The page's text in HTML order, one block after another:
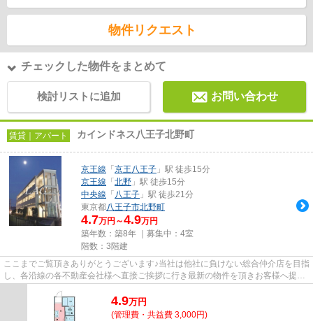
物件リクエスト
チェックした物件をまとめて
検討リストに追加 お問い合わせ
賃貸｜アパート カインドネス八王子北野町
京王線 「 京王八王子 」駅 徒歩15分
京王線 「 北野 」駅 徒歩15分
中央線 「 八王子 」駅 徒歩21分
東京都八王子市北野町
4.7万円～4.9万円
築年数：築8年 ｜募集中： 4室
階数：3階建
ここまでご覧頂きありがとうございます♪当社は他社に負けない総合仲介店を目指
し、各沿線の各不動産会社様へ直接ご挨拶に行き最新の物件を頂きお客様へ提供
4.9万円
(管理費・共益費 3,000円)